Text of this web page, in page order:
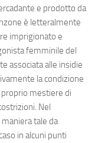
e prodotto da
è letteralmente
imprigionato e
femminile del
associata alle insidie
la condizione
mestiere di
Nel
tale da
in alcuni punti